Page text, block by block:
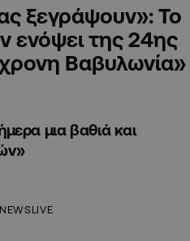
ξεγράψουν»: Το
ενόψει της 24ης
Βαβυλωνία»
μια βαθιά και